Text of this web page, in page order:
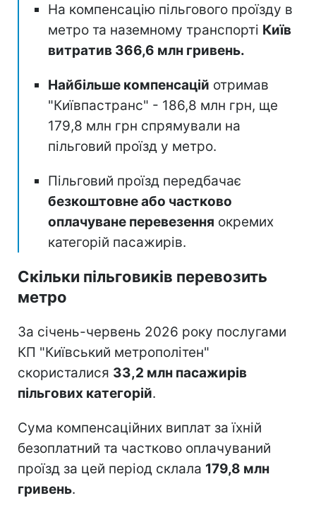
На компенсацію пільгового проїзду в
метро та наземному транспорті Київ
витратив 366,6 млн гривень.
Найбільше компенсацій отримав
"Київпастранс" - 186,8 млн грн, ще
179,8 млн грн спрямували на
пільговий проїзд у метро.
Пільговий проїзд передбачає
безкоштовне або частково
оплачуване перевезення окремих
категорій пасажирів.
Скільки пільговиків перевозить
метро
За січень-червень 2026 року послугами
КП "Київський метрополітен"
скористалися 33,2 млн пасажирів
пільгових категорій.
Сума компенсаційних виплат за їхній
безоплатний та частково оплачуваний
проїзд за цей період склала 179,8 млн
гривень.